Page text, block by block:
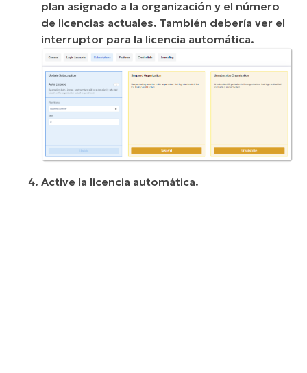
plan asignado a la organización y el número
de licencias actuales. También debería ver el
interruptor para la licencia automática.
Active la licencia automática.